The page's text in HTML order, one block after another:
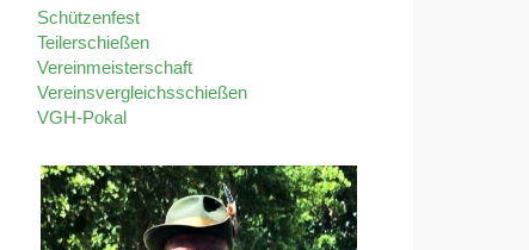
Schützenfest
Teilerschießen
Vereinmeisterschaft
Vereinsvergleichsschießen
VGH-Pokal